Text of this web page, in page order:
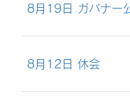
8月19日 ガバナー
8月12日 休会